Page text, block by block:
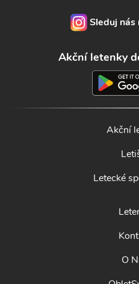
Sleduj
Akční letenky
Akční
Letecké
O